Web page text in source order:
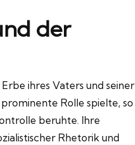
der
ihres Vaters und seiner
Rolle spielte, so
beruhte. Ihre
Rhetorik und